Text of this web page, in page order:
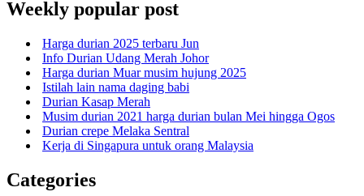
Weekly popular post
Harga durian 2025 terbaru Jun
Info Durian Udang Merah Johor
Harga durian Muar musim hujung 2025
Istilah lain nama daging babi
Durian Kasap Merah
Musim durian 2021 harga durian bulan Mei hingga Ogos
Durian crepe Melaka Sentral
Kerja di Singapura untuk orang Malaysia
Categories